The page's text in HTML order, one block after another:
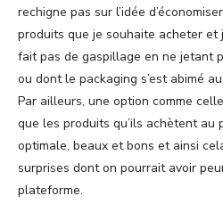
rechigne pas sur l’idée
produits que je souhaite acheter et
fait pas de gaspillage en ne jetant
ou dont le packaging s’est abimé
Par ailleurs, une option comme
que les produits qu’ils achètent au
optimale, beaux et bons et ainsi
surprises dont on pourrait avoir
plateforme.